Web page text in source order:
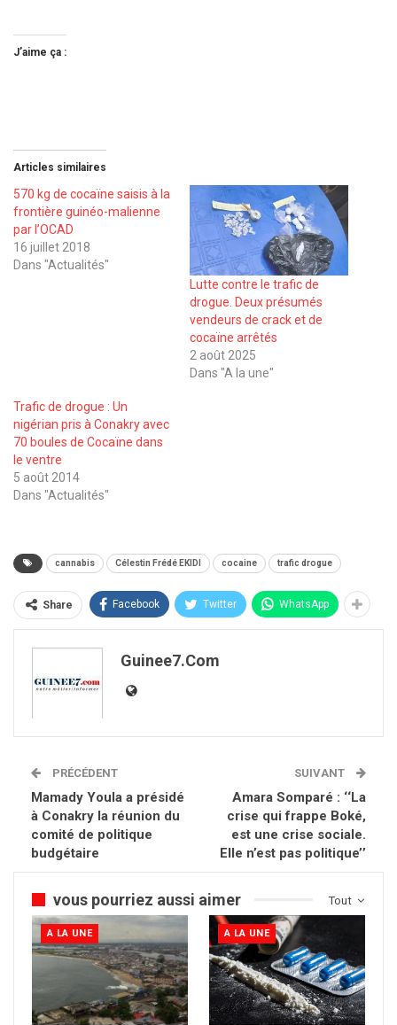
J’aime ça :
Articles similaires
570 kg de cocaïne saisis à la
frontière guinéo-malienne
par l’OCAD
16 juillet 2018
Dans "Actualités"
Lutte contre le trafic de
drogue. Deux présumés
vendeurs de crack et de
cocaïne arrêtés
2 août 2025
Dans "A la une"
Trafic de drogue : Un
nigérian pris à Conakry avec
70 boules de Cocaïne dans
le ventre
5 août 2014
Dans "Actualités"
cannabis Célestin Frédé EKIDI cocaine trafic drogue
Share Facebook Twitter WhatsApp
Guinee7.com
PRÉCÉDENT
Mamady Youla a présidé
à Conakry la réunion du
comité de politique
budgétaire
SUIVANT
Amara Somparé : ‘‘La
crise qui frappe Boké,
est une crise sociale.
Elle n’est pas politique’’
Tout
vous pourriez aussi aimer
A LA UNE A LA UNE